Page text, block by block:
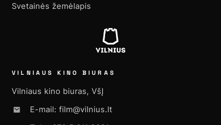
Svetainės žemėlapis
VILNIAUS KINO BIURAS
Vilniaus kino biuras, VšĮ
E-mail: film@vilnius.lt